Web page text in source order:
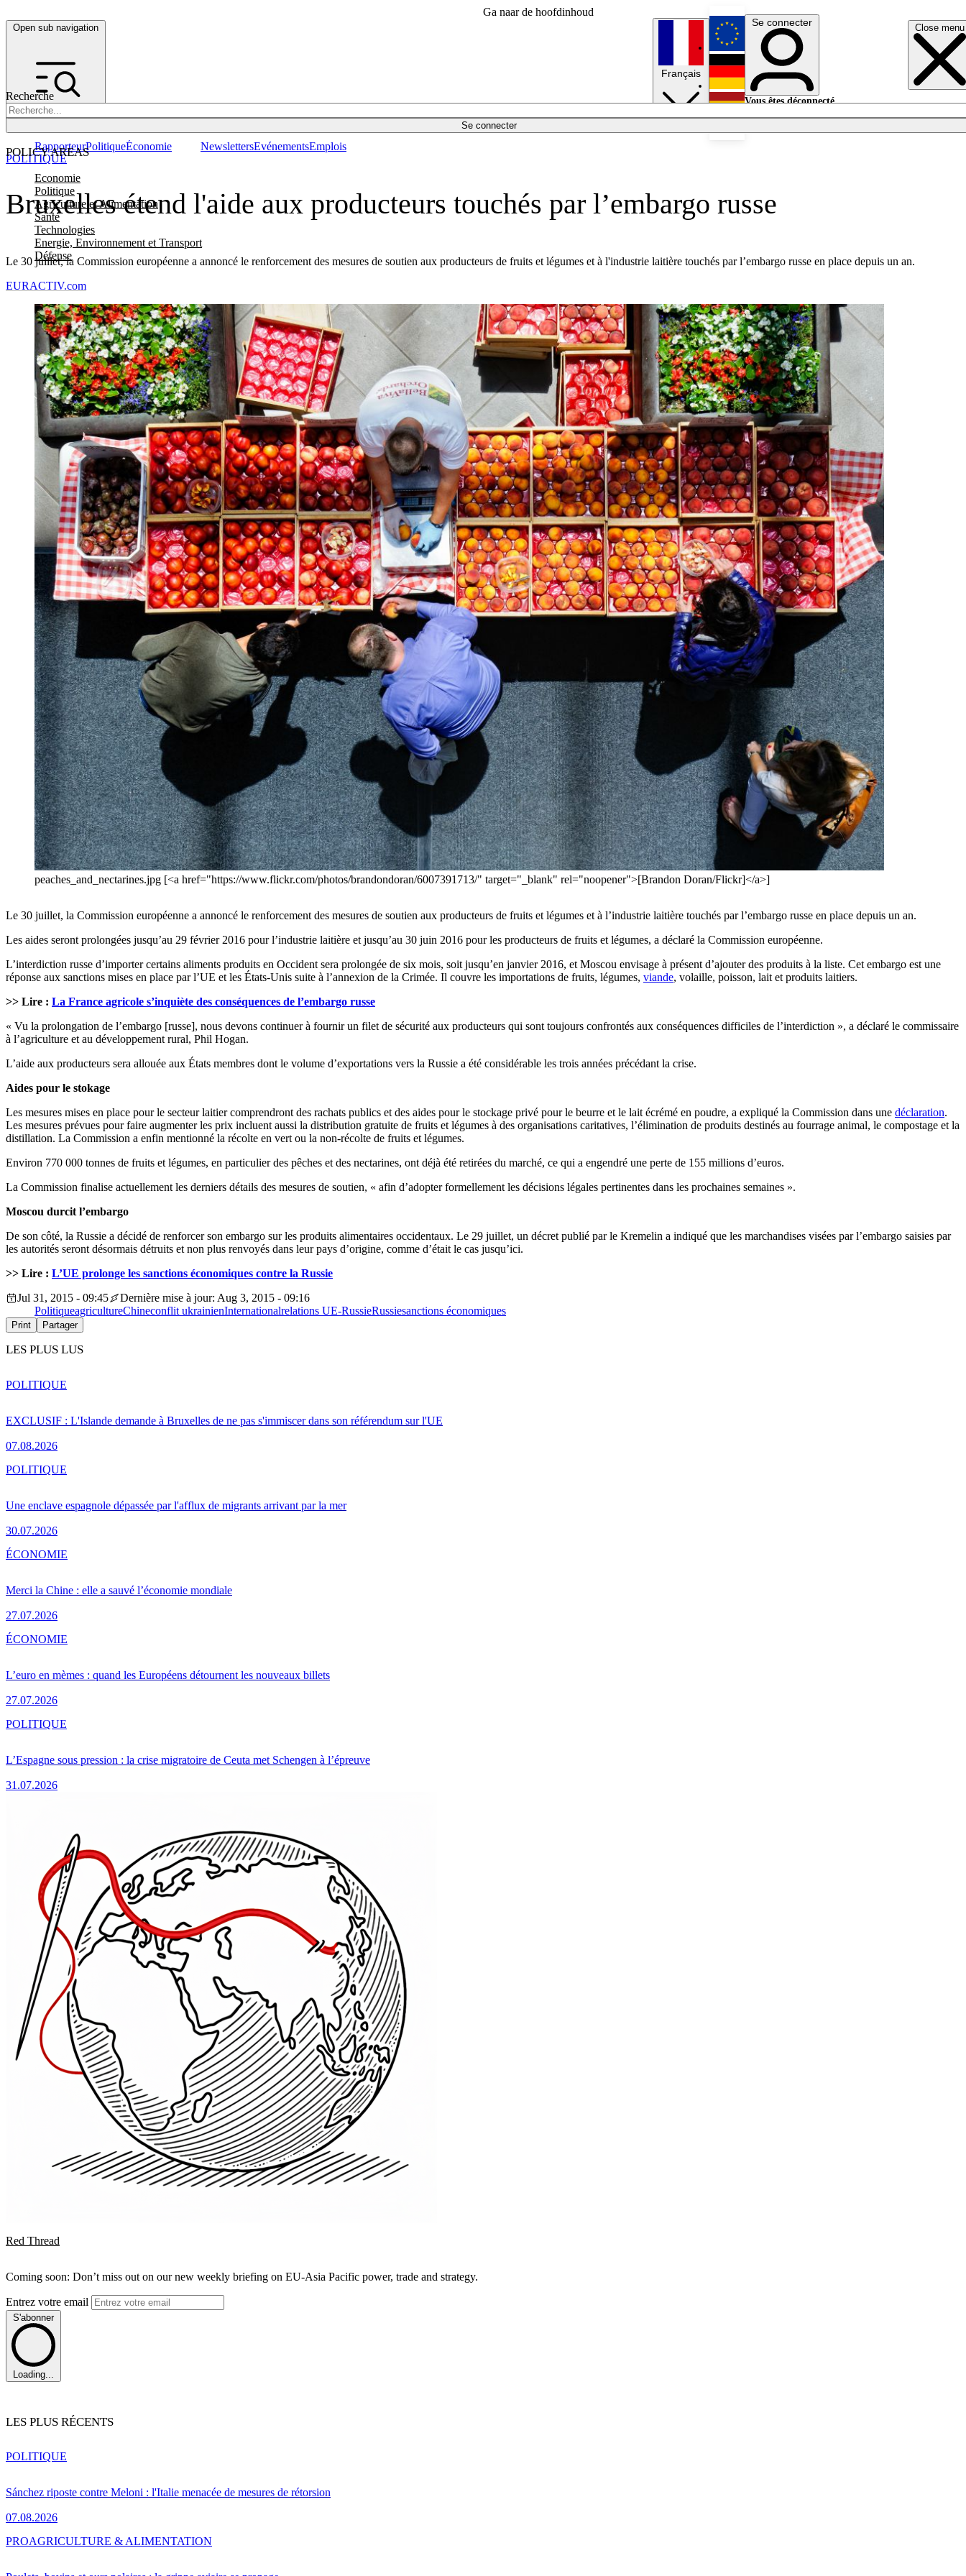
Ga naar de hoofdinhoud
Open sub navigation Close menu
Recherche
Se connecter
POLICY AREAS
Economie
Politique
Agriculture et Alimentation
Santé
Technologies
Energie, Environnement et Transport
Défense
RapporteurPolitiqueÉconomie NewslettersEvénementsEmplois
Français
English
Deutsch
Se connecter
Vous êtes déconnecté.
Bruxelles étend l'aide aux producteurs touchés par l’embargo russe
Le 30 juillet, la Commission européenne a annoncé le renforcement des mesures de soutien aux producteurs de fruits et légumes et à l'industrie laitière touchés par l’embargo russe en place depuis un an.
POLITIQUE
EURACTIV.com
peaches_and_nectarines.jpg [<a href="https://www.flickr.com/photos/brandondoran/6007391713/" target="_blank" rel="noopener">[Brandon Doran/Flickr]</a>]
Le 30 juillet, la Commission européenne a annoncé le renforcement des mesures de soutien aux producteurs de fruits et légumes et à l’industrie laitière touchés par l’embargo russe en place depuis un an.
Les aides seront prolongées jusqu’au 29 février 2016 pour l’industrie laitière et jusqu’au 30 juin 2016 pour les producteurs de fruits et légumes, a déclaré la Commission européenne.
L’interdiction russe d’importer certains aliments produits en Occident sera prolongée de six mois, soit jusqu’en janvier 2016, et Moscou envisage à présent d’ajouter des produits à la liste. Cet embargo est une
réponse aux sanctions mises en place par l’UE et les États-Unis suite à l’annexion de la Crimée. Il couvre les importations de fruits, légumes, viande, volaille, poisson, lait et produits laitiers.
>> Lire : La France agricole s’inquiète des conséquences de l’embargo russe
« Vu la prolongation de l’embargo [russe], nous devons continuer à fournir un filet de sécurité aux producteurs qui sont toujours confrontés aux conséquences difficiles de l’interdiction », a déclaré le commissaire
à l’agriculture et au développement rural, Phil Hogan.
L’aide aux producteurs sera allouée aux États membres dont le volume d’exportations vers la Russie a été considérable les trois années précédant la crise.
Aides pour le stokage
Les mesures mises en place pour le secteur laitier comprendront des rachats publics et des aides pour le stockage privé pour le beurre et le lait écrémé en poudre, a expliqué la Commission dans une déclaration.
Les mesures prévues pour faire augmenter les prix incluent aussi la distribution gratuite de fruits et légumes à des organisations caritatives, l’élimination de produits destinés au fourrage animal, le compostage et la
distillation. La Commission a enfin mentionné la récolte en vert ou la non-récolte de fruits et légumes.
Environ 770 000 tonnes de fruits et légumes, en particulier des pêches et des nectarines, ont déjà été retirées du marché, ce qui a engendré une perte de 155 millions d’euros.
La Commission finalise actuellement les derniers détails des mesures de soutien, « afin d’adopter formellement les décisions légales pertinentes dans les prochaines semaines ».
Moscou durcit l’embargo
De son côté, la Russie a décidé de renforcer son embargo sur les produits alimentaires occidentaux. Le 29 juillet, un décret publié par le Kremelin a indiqué que les marchandises visées par l’embargo saisies par
les autorités seront désormais détruits et non plus renvoyés dans leur pays d’origine, comme d’était le cas jusqu’ici.
>> Lire : L’UE prolonge les sanctions économiques contre la Russie
Jul 31, 2015 - 09:45
Dernière mise à jour: Aug 3, 2015 - 09:16
PolitiqueagricultureChineconflit ukrainienInternationalrelations UE-RussieRussiesanctions économiques
Print Partager
LES PLUS LUS
EXCLUSIF : L'Islande demande à Bruxelles de ne pas s'immiscer dans son référendum sur l'UE
07.08.2026
POLITIQUE
Une enclave espagnole dépassée par l'afflux de migrants arrivant par la mer
30.07.2026
POLITIQUE
Merci la Chine : elle a sauvé l’économie mondiale
27.07.2026
ÉCONOMIE
L’euro en mèmes : quand les Européens détournent les nouveaux billets
27.07.2026
ÉCONOMIE
L’Espagne sous pression : la crise migratoire de Ceuta met Schengen à l’épreuve
31.07.2026
POLITIQUE
Red Thread
Coming soon: Don’t miss out on our new weekly briefing on EU-Asia Pacific power, trade and strategy.
Entrez votre email
S'abonner
Loading...
LES PLUS RÉCENTS
Sánchez riposte contre Meloni : l'Italie menacée de mesures de rétorsion
07.08.2026
POLITIQUE
PROAGRICULTURE & ALIMENTATION